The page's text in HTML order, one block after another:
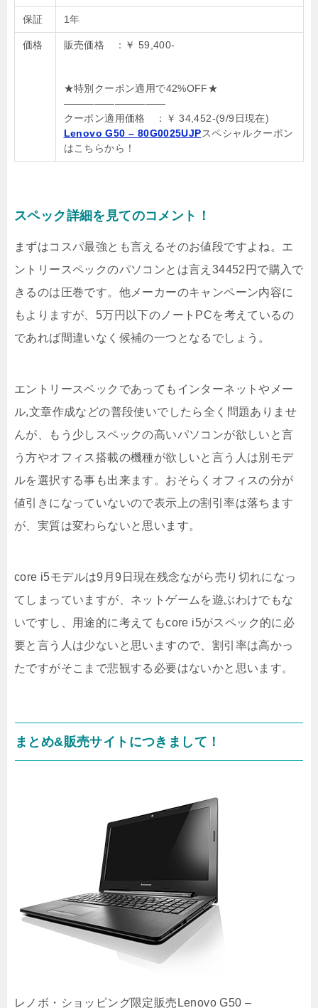
保証 1年
価格 販売価格 ：￥ 59,400-
★特別クーポン適用で42%OFF★
——————————
クーポン適用価格 ：￥ 34,452-(9/9日現在)
Lenovo G50 – 80G0025UJPスペシャルクーポン
はこちらから！
スペック詳細を見てのコメント！
まずはコスパ最強とも言えるそのお値段ですよね。エ
ントリースペックのパソコンとは言え34452円で購入で
きるのは圧巻です。他メーカーのキャンペーン内容に
もよりますが、5万円以下のノートPCを考えているの
であれば間違いなく候補の一つとなるでしょう。
エントリースペックであってもインターネットやメー
ル,文章作成などの普段使いでしたら全く問題ありませ
んが、もう少しスペックの高いパソコンが欲しいと言
う方やオフィス搭載の機種が欲しいと言う人は別モデ
ルを選択する事も出来ます。おそらくオフィスの分が
値引きになっていないので表示上の割引率は落ちます
が、実質は変わらないと思います。
core i5モデルは9月9日現在残念ながら売り切れになっ
てしまっていますが、ネットゲームを遊ぶわけでもな
いですし、用途的に考えてもcore i5がスペック的に必
要と言う人は少ないと思いますので、割引率は高かっ
たですがそこまで悲観する必要はないかと思います。
まとめ&販売サイトにつきまして！
レノボ・ショッピング限定販売Lenovo G50 –